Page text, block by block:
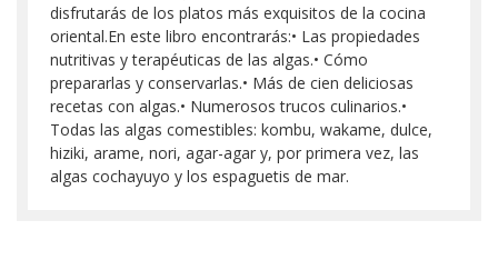
disfrutarás de los platos más exquisitos de la cocina
oriental.En este libro encontrarás:• Las propiedades
nutritivas y terapéuticas de las algas.• Cómo
prepararlas y conservarlas.• Más de cien deliciosas
recetas con algas.• Numerosos trucos culinarios.•
Todas las algas comestibles: kombu, wakame, dulce,
hiziki, arame, nori, agar-agar y, por primera vez, las
algas cochayuyo y los espaguetis de mar.